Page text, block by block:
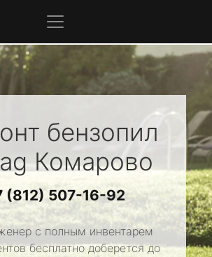
бензопил
Комарово
(812) 507-16-92
с полным инвентарем
бесплатно доберется до